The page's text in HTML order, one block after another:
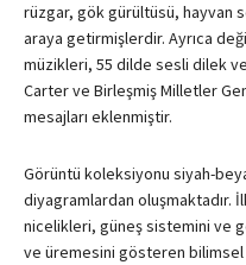
rüzgar, gök gürültüsü, hayvan
araya getirmişlerdir. Ayrıca
müzikleri, 55 dilde sesli dilek
Carter ve Birleşmiş Milletler
mesajları eklenmiştir.
Görüntü koleksiyonu siyah-
diyagramlardan
nicelikleri, güneş sistemini ve
ve üremesini gösteren